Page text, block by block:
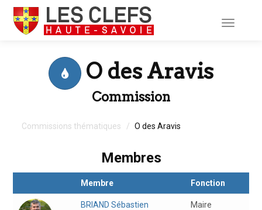
Toggle
O des Aravis
Commission
Commissions thématiques O des Aravis
Membres
Membre Fonction
BRIAND Sébastien Maire